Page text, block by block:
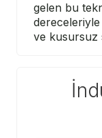
gelen bu
ve kusursuz